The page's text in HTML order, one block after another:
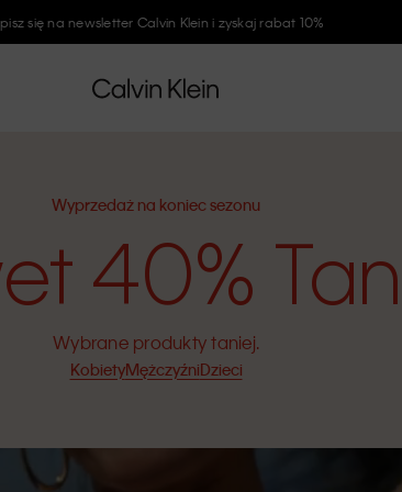
się na newsletter Calvin Klein i zyskaj rabat 10%
Wyprzedaż na koniec sezonu
40%
Wybrane produkty taniej.
KobietyMężczyźniDzieci